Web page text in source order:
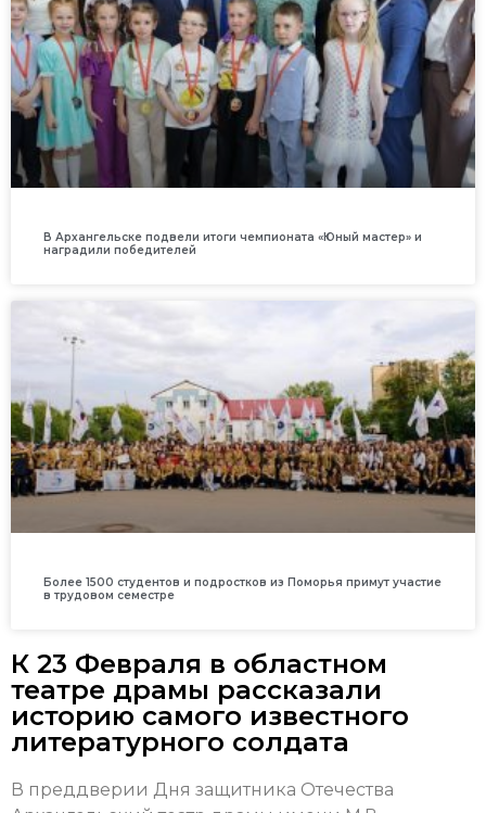
В Архангельске подвели итоги чемпионата «Юный мастер» и
наградили победителей
Более 1500 студентов и подростков из Поморья примут участие
в трудовом семестре
К 23 Февраля в областном
театре драмы рассказали
историю самого известного
литературного солдата
В преддверии Дня защитника Отечества